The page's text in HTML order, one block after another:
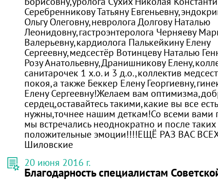
Серебренникову Татьяну
Ольгу Олеговну,невролога Долгову Наталью
Леонидовну,гастроэнтеролога Черняеву
Валерьевну,кардиолога Палькейкину Елену
Сергеевну,медсестёр Вотинцеву Наталью
Розу Анатольевну,Дранишникову
санитарочек 1 х.о. и 3 д.о.,коллектив
покоя,а также Беккер Елену
Елену Сергеевну!Желаем вам
сердец,оставайтесь такими,какие вы все
нужны,точнее нашим деткам!Со всеми вами
мы встречались неоднократно и после таких
положительные эмоции!!!!ЕЩЁ РАЗ ВАС
Шиловские
20 июня 2016 г.
Благодарность специалистам